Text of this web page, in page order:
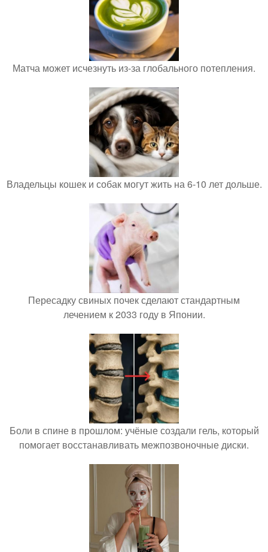
Матча может исчезнуть из-за глобального потепления.
Владельцы кошек и собак могут жить на 6-10 лет дольше.
Пересадку свиных почек сделают стандартным
лечением к 2033 году в Японии.
Боли в спине в прошлом: учёные создали гель, который
помогает восстанавливать межпозвоночные диски.